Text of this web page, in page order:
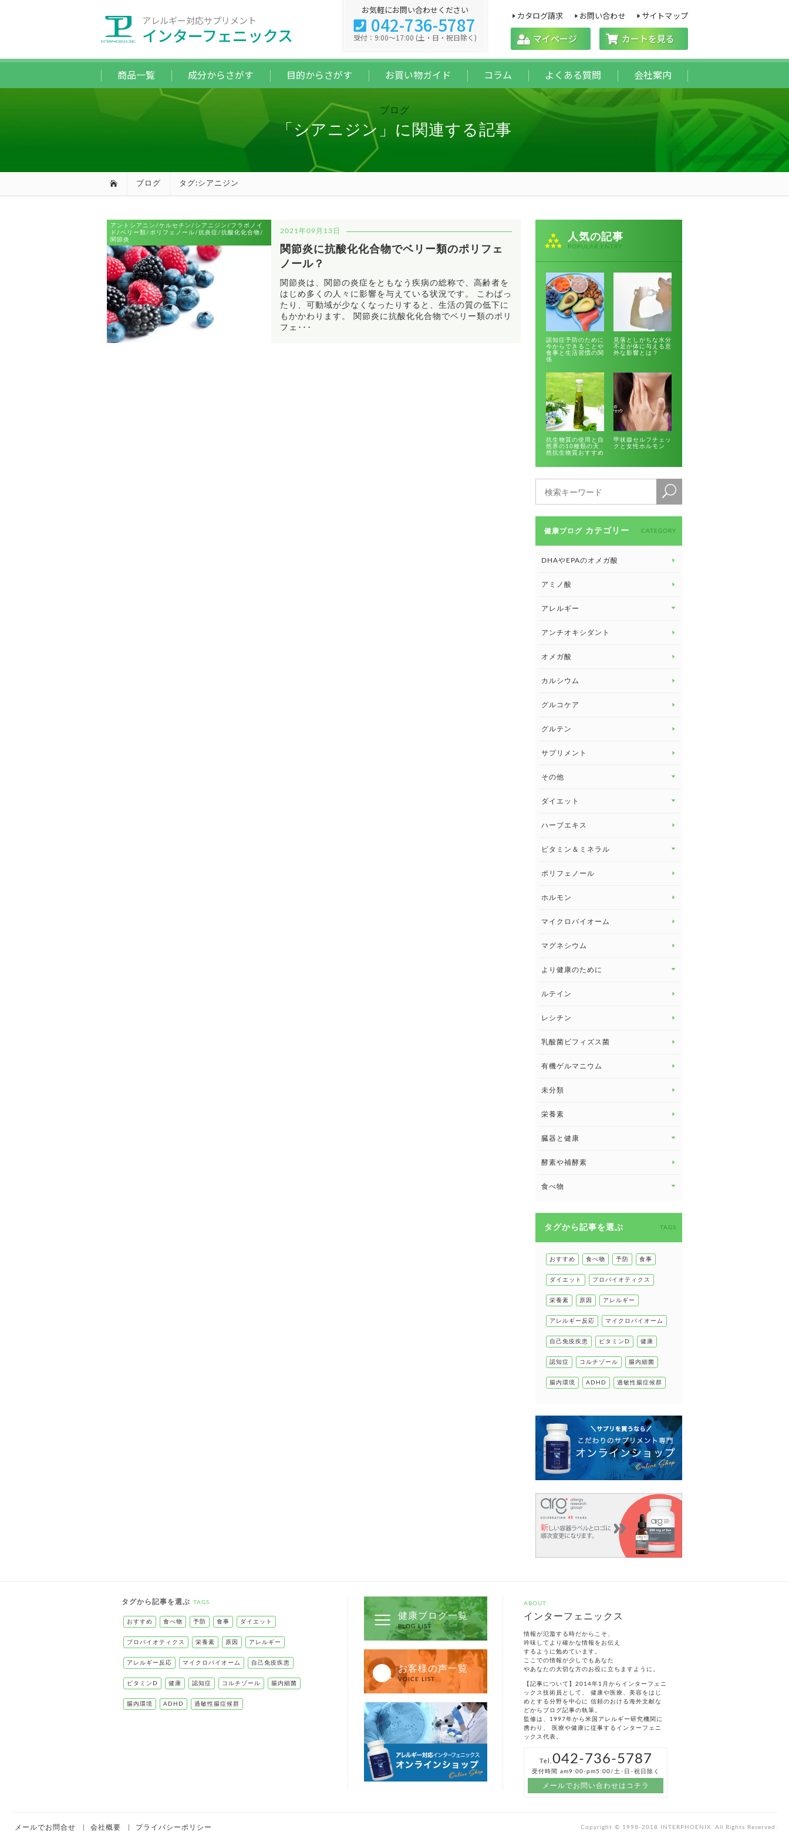
アレルギー対応サプリメント
インターフェニックス マイページ カートを見る
商品一覧 成分からさがす 目的からさがす お買い物ガイド コラム よくある質問 会社案内
カタログ請求 お問い合わせ サイトマップ
お気軽にお問い合わせください
042-736-5787
受付：9:00～17:00 (土・日・祝日除く)
ブログ
「シアニジン」に関連する記事
ブログ タグ:シアニジン
アントシアニン/ケルセチン/シアニジン/フラボノイ
ド/ベリー類/ポリフェノール/抗炎症/抗酸化化合物/
関節炎
2021年09月13日
関節炎に抗酸化化合物でベリー類のポリフェ
ノール？
関節炎は、関節の炎症をともなう疾病の総称で、高齢者を
はじめ多くの人々に影響を与えている状況です。 こわばっ
たり、可動域が少なくなったりすると、生活の質の低下に
もかかわります。 関節炎に抗酸化化合物でベリー類のポリ
フェ･･･
人気の記事
POPULAR ENTRY
認知症予防のために
今からできることや
食事と生活習慣の関
係
見落としがちな水分
不足が体に与える意
外な影響とは？
抗生物質の使用と自
然界の10種類の天
然抗生物質おすすめ
甲状腺セルフチェッ
クと女性ホルモン
健康ブログ カテゴリー CATEGORY
DHAやEPAのオメガ酸
アミノ酸
アレルギー
アレルギー トップ
アンチオキシダント
オメガ酸
カルシウム
グルコケア
グルテン
サプリメント
その他
その他 トップ
健康セミナー
ダイエット
ダイエット トップ
ハーブエキス
ビタミン＆ミネラル
ビタミン＆ミネラル トップ
ビタミンE
ポリフェノール
ホルモン
マイクロバイオーム
マグネシウム
より健康のために
より健康のために トップ
眼の健康
睡眠
ルテイン
レシチン
乳酸菌ビフィズス菌
有機ゲルマニウム
未分類
栄養素
臓器と健康
臓器と健康 トップ
甲状腺
肌
肝臓の健康
腸の健康
酵素や補酵素
食べ物
健康食
タグから記事を選ぶ TAGS
おすすめ 食べ物 予防 食事
ダイエット プロバイオティクス
栄養素 原因 アレルギー
アレルギー反応 マイクロバイオーム
自己免疫疾患 ビタミンD 健康
認知症 コルチゾール 腸内細菌
腸内環境 ADHD 過敏性腸症候群
タグから記事を選ぶ TAGS
おすすめ 食べ物 予防 食事 ダイエット
プロバイオティクス 栄養素 原因 アレルギー
アレルギー反応 マイクロバイオーム 自己免疫疾患
ビタミンD 健康 認知症 コルチゾール 腸内細菌
腸内環境 ADHD 過敏性腸症候群
健康ブログ一覧
BLOG LIST
お客様の声一覧
VOICE LIST
ABOUT
インターフェニックス
情報が氾濫する時だからこそ、
吟味してより確かな情報をお伝え
するように勉めています。
ここでの情報が少しでもあなた
やあなたの大切な方のお役に立ちますように。
【記事について】2014年1月からインターフェニ
ックス技術員として、 健康や医療、美容をはじ
めとする分野を中心に 信頼のおける海外文献な
どからブログ記事の執筆。
監修は、1997年から米国アレルギー研究機関に
携わり、 医療や健康に従事するインターフェニ
ックス代表。
Tel. 042-736-5787
受付時間 am9:00-pm5:00/土･日･祝日除く
メールでお問い合わせはコチラ
メールでお問合せ 会社概要 プライバシーポリシー Copyright © 1998-2018 INTERPHOENIX. All Rights Reserved.